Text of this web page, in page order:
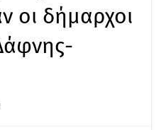
οι δήμαρχοι